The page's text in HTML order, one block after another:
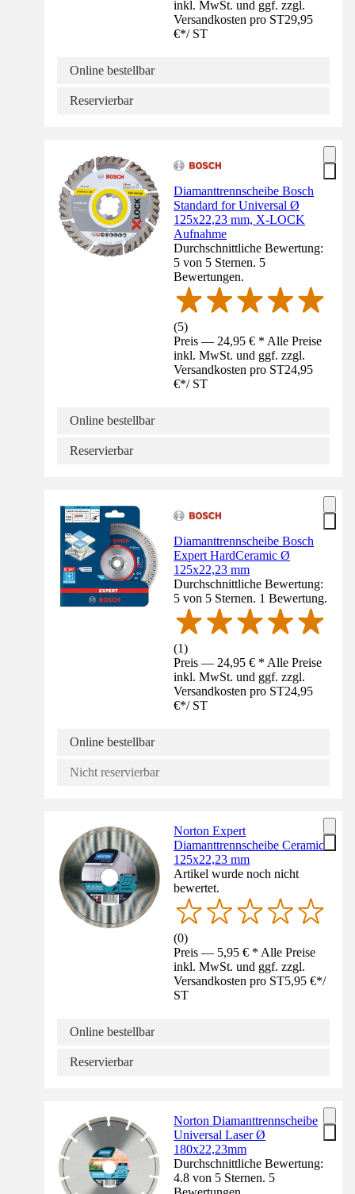
inkl. MwSt. und ggf. zzgl.
Versandkosten pro ST29,95
€*/ ST
Online bestellbar
Reservierbar
Diamanttrennscheibe Bosch
Standard for Universal Ø
125x22,23 mm, X-LOCK
Aufnahme
Durchschnittliche Bewertung:
5 von 5 Sternen. 5
Bewertungen.
(5)
Preis — 24,95 € * Alle Preise
inkl. MwSt. und ggf. zzgl.
Versandkosten pro ST24,95
€*/ ST
Online bestellbar
Reservierbar
Diamanttrennscheibe Bosch
Expert HardCeramic Ø
125x22,23 mm
Durchschnittliche Bewertung:
5 von 5 Sternen. 1 Bewertung.
(1)
Preis — 24,95 € * Alle Preise
inkl. MwSt. und ggf. zzgl.
Versandkosten pro ST24,95
€*/ ST
Online bestellbar
Nicht reservierbar
Norton Expert
Diamanttrennscheibe Ceramic
125x22,23 mm
Artikel wurde noch nicht
bewertet.
(0)
Preis — 5,95 € * Alle Preise
inkl. MwSt. und ggf. zzgl.
Versandkosten pro ST5,95 €*/
ST
Online bestellbar
Reservierbar
Norton Diamanttrennscheibe
Universal Laser Ø
180x22,23mm
Durchschnittliche Bewertung:
4.8 von 5 Sternen. 5